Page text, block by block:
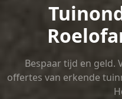
Bespaar tijd en geld.
offertes van erkende